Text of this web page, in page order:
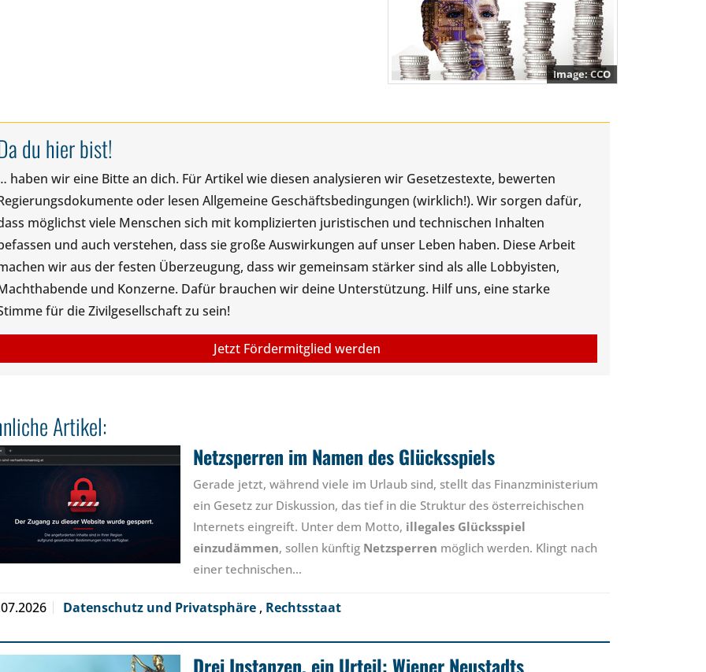
CCO
du hier bist!
haben wir eine Bitte an dich. Für Artikel wie diesen analysieren wir Gesetzestexte, bewerten
oder lesen Allgemeine Geschäftsbedingungen (wirklich!). Wir sorgen dafür,
möglichst viele Menschen sich mit komplizierten juristischen und technischen Inhalten
und auch verstehen, dass sie große Auswirkungen auf unser Leben haben. Diese Arbeit
wir aus der festen Überzeugung, dass wir gemeinsam stärker sind als alle Lobbyisten,
und Konzerne. Dafür brauchen wir deine Unterstützung. Hilf uns, eine starke
für die Zivilgesellschaft zu sein!
Jetzt Fördermitglied werden
Artikel:
Netzsperren im Namen des Glücksspiels
Gerade jetzt, während viele im Urlaub sind, stellt das Finanzministerium
ein Gesetz zur Diskussion, das tief in die Struktur des österreichischen
Internets eingreift. Unter dem Motto, illegales Glücksspiel
einzudämmen, sollen künftig Netzsperren möglich werden. Klingt nach
einer technischen…
Datenschutz und Privatsphäre , Rechtsstaat
Drei Instanzen, ein Urteil: Wiener Neustadts